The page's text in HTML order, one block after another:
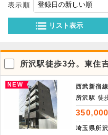
リスト表示
表示順
所沢駅徒歩3分。東住
所
NEW
西武新宿線
所沢駅 徒
350,000
埼玉県所